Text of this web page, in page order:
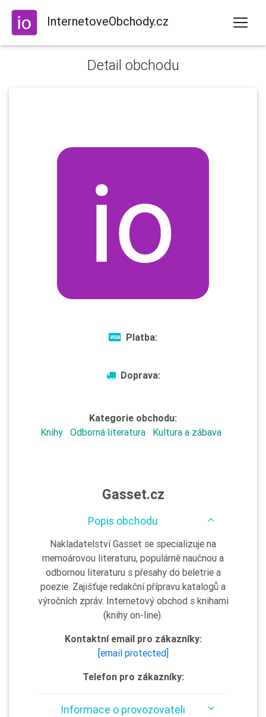
InternetoveObchody.cz
Detail obchodu
Platba:
Doprava:
Kategorie obchodu:
Knihy
Odborná literatura Kultura a zábava
Gasset.cz
Popis obchodu
Nakladatelství Gasset se specializuje na
memoárovou literaturu, populárně naučnou a
odbornou literaturu s přesahy do beletrie a
poezie. Zajišťuje redakční přípravu katalogů a
výročních zpráv. Internetový obchod s knihami
(knihy on-line).
Kontaktní email pro zákazníky:
[email protected]
Telefon pro zákazníky:
Informace o provozovateli